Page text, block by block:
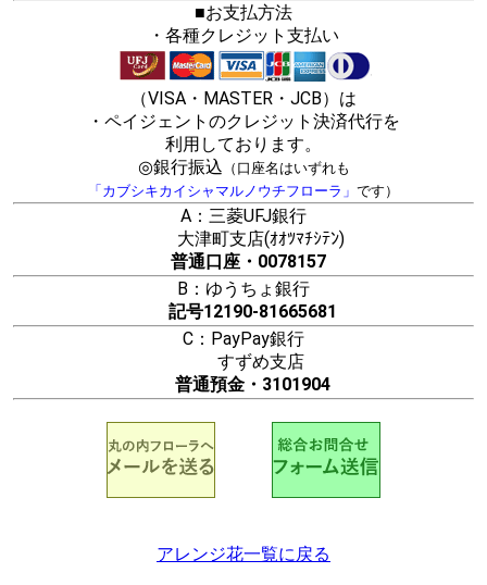
■お支払方法
・各種クレジット支払い
（VISA・MASTER・JCB）は
・ペイジェントのクレジット決済代行を
利用しております。
◎銀行振込 （口座名はいずれも
「カブシキカイシャマルノウチフローラ」 です）
A：三菱UFJ銀行
大津町支店(ｵｵﾂﾏﾁｼﾃﾝ)
普通口座・0078157
B：ゆうちょ銀行
記号12190-81665681
C：PayPay銀行
すずめ支店
普通預金・3101904
アレンジ花一覧に戻る